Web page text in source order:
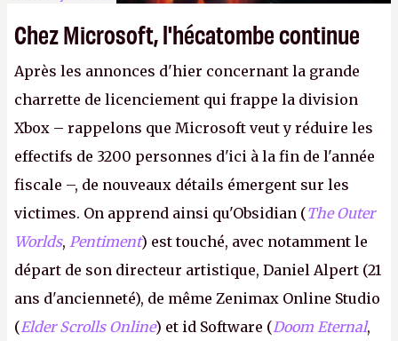
Chez Microsoft, l'hécatombe continue
Après les annonces d'hier concernant la grande
charrette de licenciement qui frappe la division
Xbox – rappelons que Microsoft veut y réduire les
effectifs de 3200 personnes d'ici à la fin de l'année
fiscale –, de nouveaux détails émergent sur les
victimes. On apprend ainsi qu'Obsidian (The Outer
Worlds, Pentiment) est touché, avec notamment le
départ de son directeur artistique, Daniel Alpert (21
ans d'ancienneté), de même Zenimax Online Studio
(Elder Scrolls Online) et id Software (Doom Eternal,